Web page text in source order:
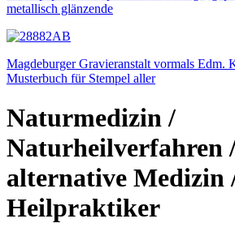
metallisch glänzende
Magdeburger Gravieranstalt vormals Edm.
Musterbuch für Stempel aller
Naturmedizin /
Naturheilverfahren
alternative Medizin
Heilpraktiker